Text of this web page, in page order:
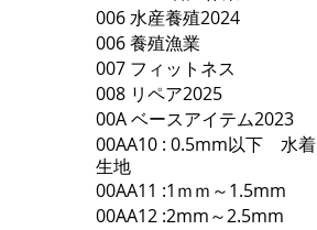
006 水産養殖2024
006 養殖漁業
007 フィットネス
008 リペア2025
00A ベースアイテム2023
00AA10 : 0.5mm以下 水着
生地
00AA11 :1ｍｍ～1.5mm
00AA12 :2mm～2.5mm